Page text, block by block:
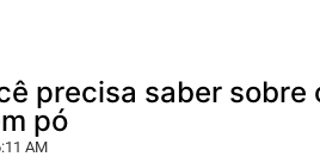
precisa saber sobre
pó
AM